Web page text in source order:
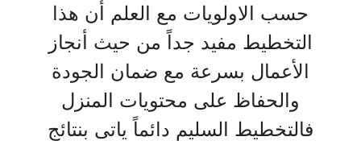
حسب الاولويات مع العلم أن هذا
التخطيط مفيد جداً من حيث أنجاز
الأعمال بسرعة مع ضمان الجودة
والحفاظ على محتويات المنزل
فالتخطيط السليم دائماً ياتى بنتائج